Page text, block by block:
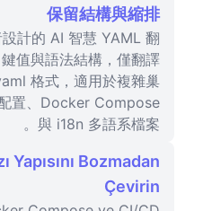
保留結構與縮排
計的 AI 智慧 YAML 翻
值與語法結構，僅翻譯
格式，適用於複雜巢
置、Docker Compose
與 i18n 多語系檔案。
Yapısını Bozmadan
Çevirin